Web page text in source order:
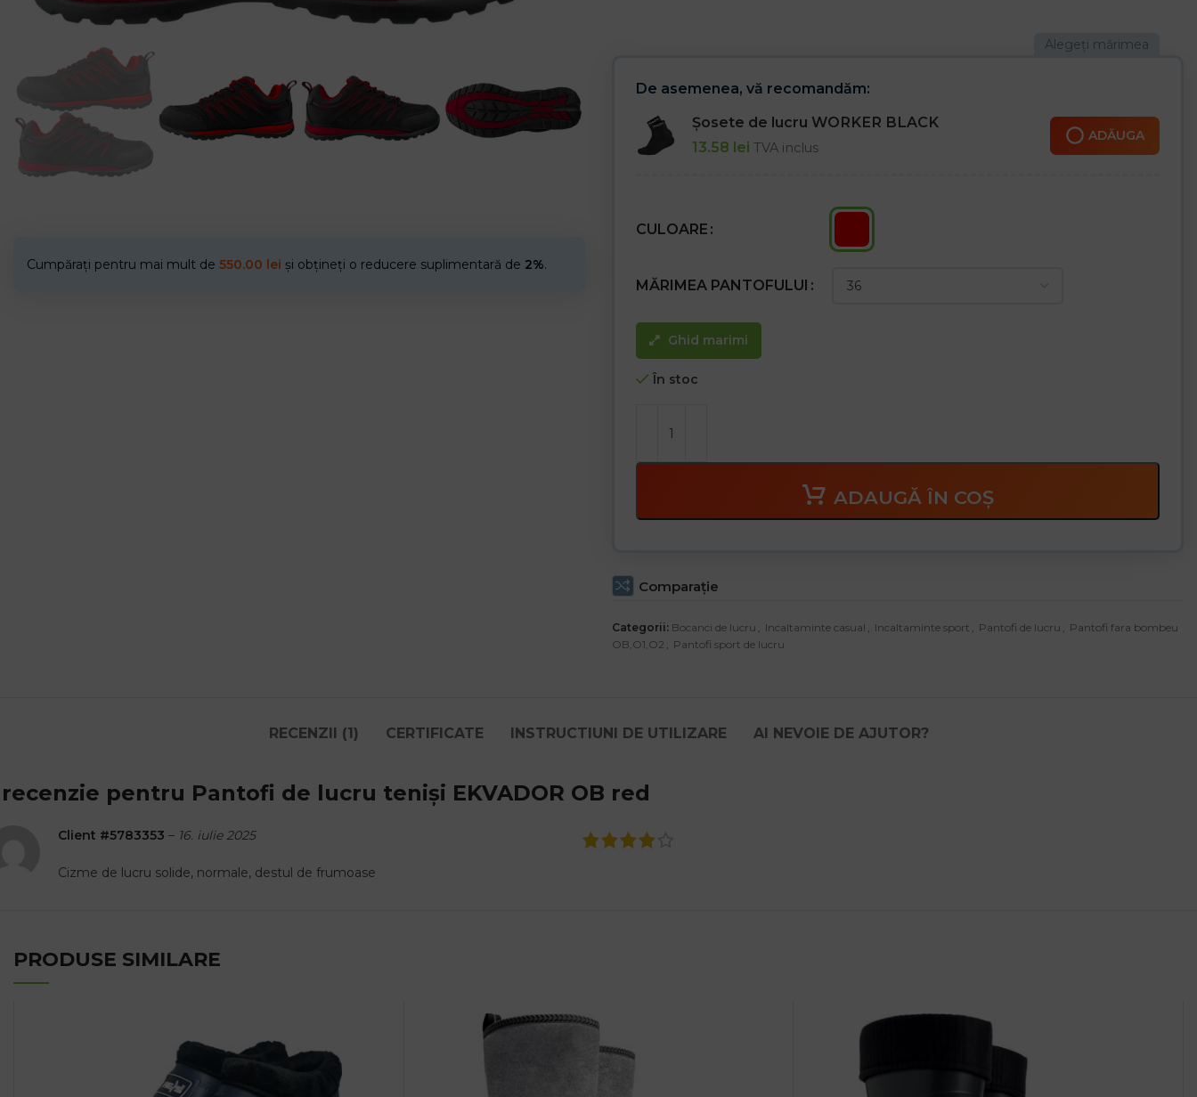
Cumpărați pentru mai mult de 550.00 lei și obțineți o reducere suplimentară de 2%.
De asemenea, vă recomandăm:
Șosete de lucru WORKER BLACK
13.58 lei TVA inclus
ADĂUGA
CULOARE
MĂRIMEA PANTOFULUI
Ghid marimi
În stoc
ADAUGĂ ÎN COȘ
Comparaţie
Categorii: Bocanci de lucru , Incaltaminte casual , Incaltaminte sport , Pantofi de lucru , Pantofi fara bombeu
OB,O1,O2 , Pantofi sport de lucru
RECENZII (1) CERTIFICATE INSTRUCTIUNI DE UTILIZARE AI NEVOIE DE AJUTOR?
recenzie pentru Pantofi de lucru teniși EKVADOR OB red
Client #5783353 – 16. iulie 2025
Cizme de lucru solide, normale, destul de frumoase
PRODUSE SIMILARE